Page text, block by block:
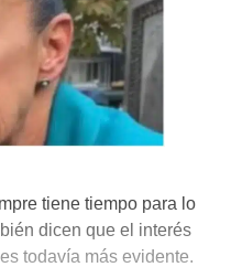
tiene tiempo para lo
dicen que el interés
todavía más evidente.